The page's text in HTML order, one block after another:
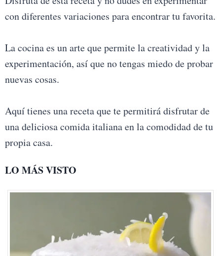
con diferentes variaciones para encontrar tu favorita.
La cocina es un arte que permite la creatividad y la
experimentación, así que no tengas miedo de probar
nuevas cosas.
Aquí tienes una receta que te permitirá disfrutar de
una deliciosa comida italiana en la comodidad de tu
propia casa.
LO MÁS VISTO